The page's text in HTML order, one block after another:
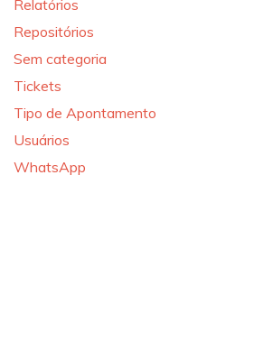
Relatórios
Repositórios
Sem categoria
Tickets
Tipo de Apontamento
Usuários
WhatsApp